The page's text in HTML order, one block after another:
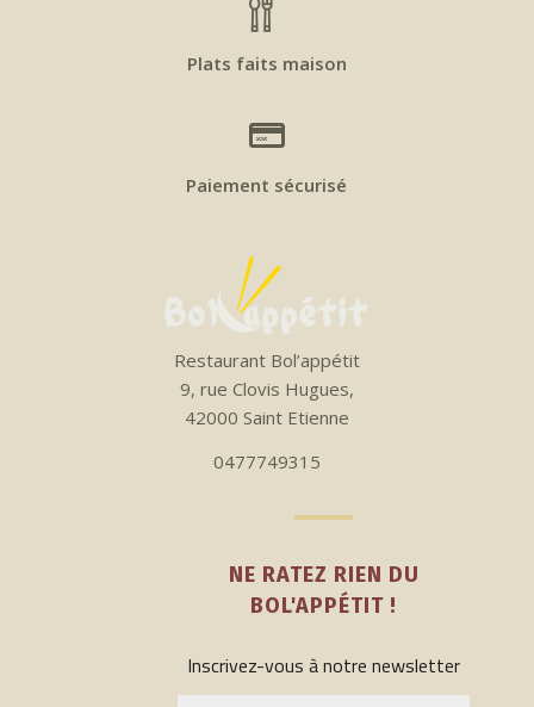
Plats faits maison
Paiement sécurisé
Restaurant Bol’appétit
9, rue Clovis Hugues,
42000 Saint Etienne
0477749315
NE RATEZ RIEN DU
BOL'APPÉTIT !
Inscrivez-vous à notre newsletter